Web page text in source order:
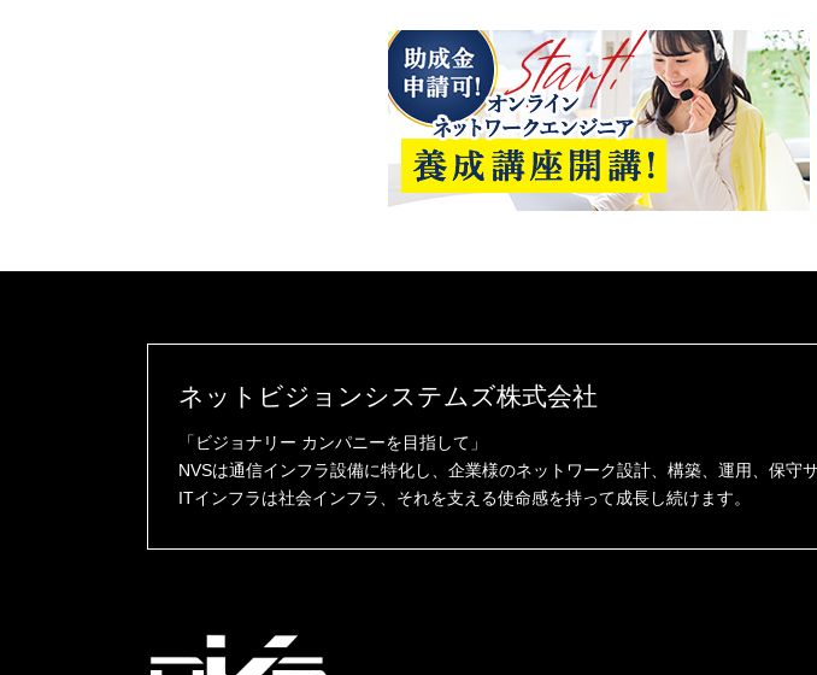
ネットビジョンシステムズ株式会社
「ビジョナリー カンパニーを目指して」
NVSは通信インフラ設備に特化し、企業様のネットワーク設計、構築、運用、保守
ITインフラは社会インフラ、それを支える使命感を持って成長し続けます。